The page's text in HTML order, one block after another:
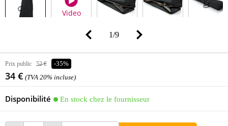
Video
1/9
Prix public 52 € -35%
34 € (TVA 20% incluse)
Disponibilité En stock chez le fournisseur